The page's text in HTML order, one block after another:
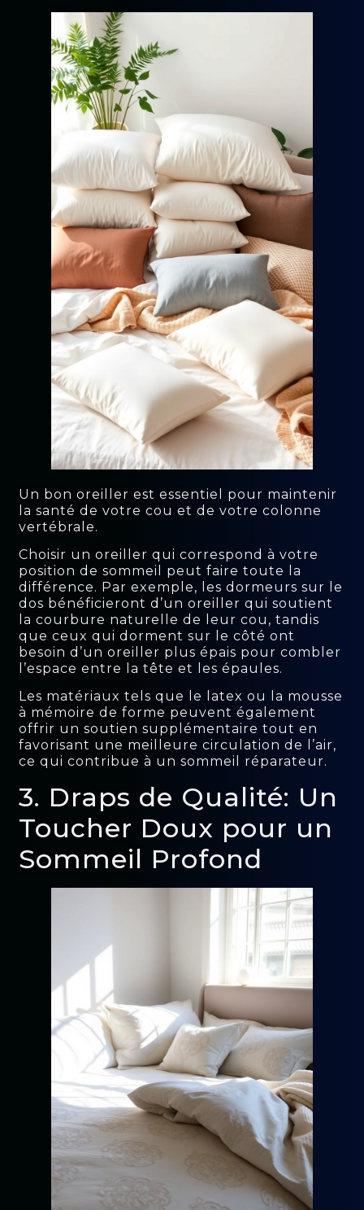
Un bon oreiller est essentiel pour maintenir
la santé de votre cou et de votre colonne
vertébrale.
Choisir un oreiller qui correspond à votre
position de sommeil peut faire toute la
différence. Par exemple, les dormeurs sur le
dos bénéficieront d’un oreiller qui soutient
la courbure naturelle de leur cou, tandis
que ceux qui dorment sur le côté ont
besoin d’un oreiller plus épais pour combler
l’espace entre la tête et les épaules.
Les matériaux tels que le latex ou la mousse
à mémoire de forme peuvent également
offrir un soutien supplémentaire tout en
favorisant une meilleure circulation de l’air,
ce qui contribue à un sommeil réparateur.
3. Draps de Qualité: Un
Toucher Doux pour un
Sommeil Profond